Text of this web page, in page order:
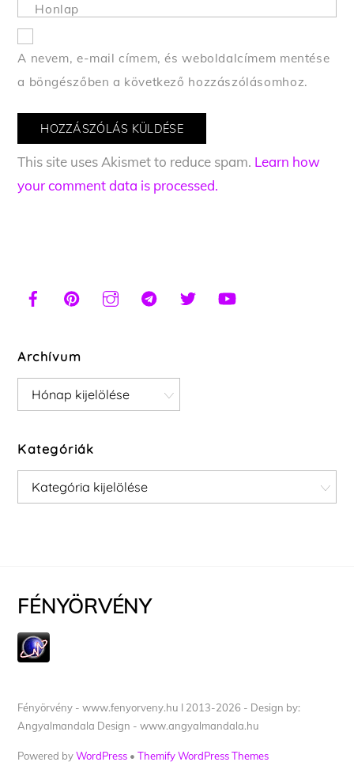
Honlap
A nevem, e-mail címem, és weboldalcímem mentése
a böngészőben a következő hozzászólásomhoz.
This site uses Akismet to reduce spam. Learn how
your comment data is processed.
Archívum
Archívum
Kategóriák
Kategóriák
FÉNYÖRVÉNY
Fényörvény - www.fenyorveny.hu I 2013-2026 - Design by:
Angyalmandala Design - www.angyalmandala.hu
Powered byWordPress •Themify WordPress Themes